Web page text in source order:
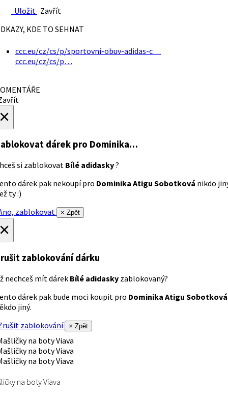
Uložit Zavřít
KDE TO SEHNAT
ccc.eu/cz/cs/p/sportovni-obuv-adidas-c…
ccc.eu/cz/cs/p…
dárek pro Dominika…
si zablokovat Bílé adidasky?
dárek pak nekoupí pro Dominika Atigu Sobotková nikdo
ty :)
zablokovat
× Zpět
zablokování dárku
nechceš mít dárek Bílé adidasky zablokovaný?
dárek pak bude moci koupit pro Dominika Atigu Sobotková
jiný.
zablokování
× Zpět
na boty Viava